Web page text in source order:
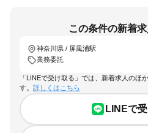
この条件の新着
神奈川県 / 屏風浦駅
業務委託
「LINEで受け取る」では、新着求人のほ
す。 詳しくはこちら
LINEで